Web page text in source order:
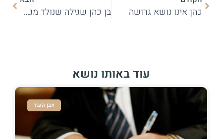
כהן אינו נושא גרושה בן כהן שגילה שנולד מגרושה
עוד באותו נושא
אבן העזר